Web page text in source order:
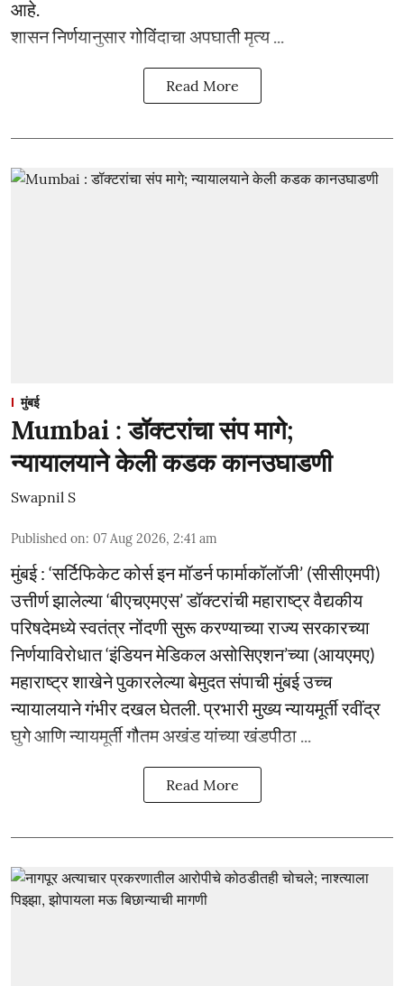
आहे.
शासन निर्णयानुसार गोविंदाचा अपघाती मृत्य ...
Read More
मुंबई
Mumbai : डॉक्टरांचा संप मागे;
न्यायालयाने केली कडक कानउघाडणी
Swapnil S
Published on: 07 Aug 2026, 2:41 am
मुंबई : ‘सर्टिफिकेट कोर्स इन मॉडर्न फार्माकॉलॉजी’ (सीसीएमपी)
उत्तीर्ण झालेल्या ‘बीएचएमएस’ डॉक्टरांची महाराष्ट्र वैद्यकीय
परिषदेमध्ये स्वतंत्र नोंदणी सुरू करण्याच्या राज्य सरकारच्या
निर्णयाविरोधात ‘इंडियन मेडिकल असोसिएशन’च्या (आयएमए)
महाराष्ट्र शाखेने पुकारलेल्या बेमुदत संपाची मुंबई उच्च
न्यायालयाने गंभीर दखल घेतली. प्रभारी मुख्य न्यायमूर्ती रवींद्र
घुगे आणि न्यायमूर्ती गौतम अखंड यांच्या खंडपीठा ...
Read More